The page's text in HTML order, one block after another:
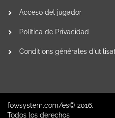
Acceso del jugador
Política de Privacidad
Conditions générales
fowsystem.com/es© 2016.
Todos los derechos